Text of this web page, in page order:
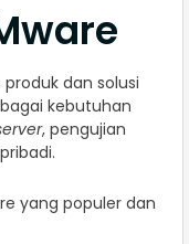
dan solusi
kebutuhan
, pengujian
yang populer dan